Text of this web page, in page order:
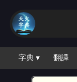
字典 ▾ 翻譯